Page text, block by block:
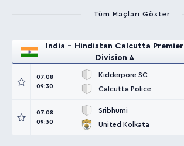
Tüm Maçları Göster
India - Hindistan Calcutta Premier
Division A
07.08
09:30
Kidderpore SC
Calcutta Police
07.08
09:30
Sribhumi
United Kolkata